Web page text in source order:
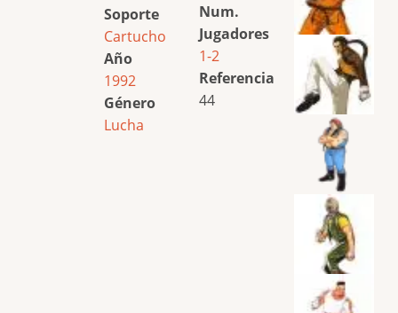
Soporte
Cartucho
Año
1992
Género
Lucha
Num.
Jugadores
1-2
Referencia
44